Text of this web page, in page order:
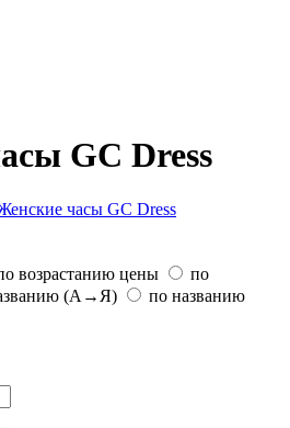
GC Dress
часы GC Dress
возрастанию цены
по
(А→Я)
по названию